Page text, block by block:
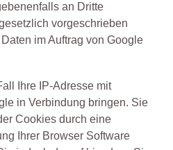
an Dritte
vorgeschrieben
im Auftrag von Google
Ihre IP-Adresse mit
in Verbindung bringen. Sie
Cookies durch eine
Ihrer Browser Software